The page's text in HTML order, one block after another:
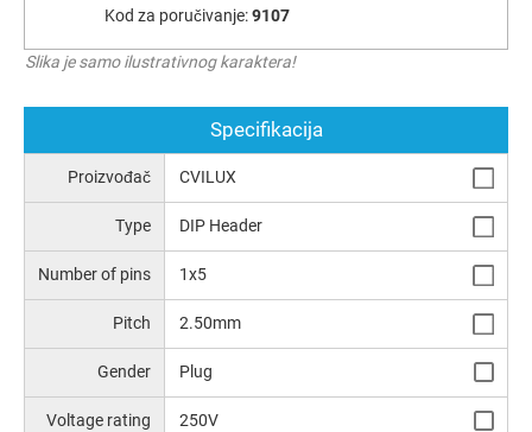
Kod za poručivanje:9107
Slika je samo ilustrativnog karaktera!
Specifikacija
Proizvođač CVILUX
Type DIP Header
Number of pins 1x5
Pitch 2.50mm
Gender Plug
Voltage rating 250V